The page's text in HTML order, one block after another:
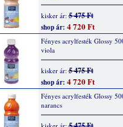
kisker ár:5 475 Ft
shop ár: 4 720 Ft
Fényes acrylfesték Glossy
viola
kisker ár:5 475 Ft
shop ár: 4 720 Ft
Fényes acrylfesték Glossy
narancs